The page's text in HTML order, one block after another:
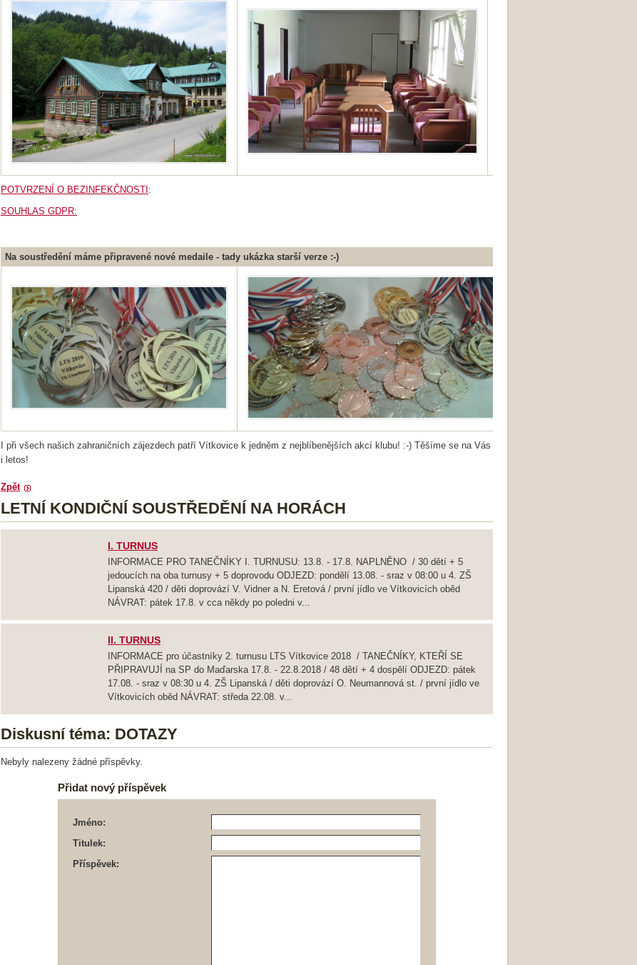
POTVRZENÍ O BEZINFEKČNOSTI :
SOUHLAS GDPR:
Na soustředění máme připravené nové medaile - tady ukázka starší verze :-)
I při všech našich zahraničních zájezdech patří Vítkovice k jedněm z nejblíbenějších akcí klubu! :-) Těšíme se na Vás
i letos!
Zpět
LETNÍ KONDIČNÍ SOUSTŘEDĚNÍ NA HORÁCH
I. TURNUS
INFORMACE PRO TANEČNÍKY I. TURNUSU: 13.8. - 17.8. NAPLNĚNO / 30 dětí + 5
jedoucích na oba turnusy + 5 doprovodu ODJEZD: pondělí 13.08. - sraz v 08:00 u 4. ZŠ
Lipanská 420 / děti doprovází V. Vidner a N. Eretová / první jídlo ve Vítkovicích oběd
NÁVRAT: pátek 17.8. v cca někdy po poledni v...
II. TURNUS
INFORMACE pro účastníky 2. turnusu LTS Vítkovice 2018 / TANEČNÍKY, KTEŘÍ SE
PŘIPRAVUJÍ na SP do Maďarska 17.8. - 22.8.2018 / 48 dětí + 4 dospělí ODJEZD: pátek
17.08. - sraz v 08:30 u 4. ZŠ Lipanská / děti doprovází O. Neumannová st. / první jídlo ve
Vítkovicích oběd NÁVRAT: středa 22.08. v...
Diskusní téma: DOTAZY
Nebyly nalezeny žádné příspěvky.
Přidat nový příspěvek
Jméno:
Titulek:
Příspěvek: